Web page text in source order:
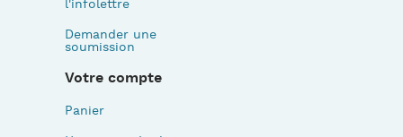
l'infolettre
Demander une
soumission
Votre compte
Panier